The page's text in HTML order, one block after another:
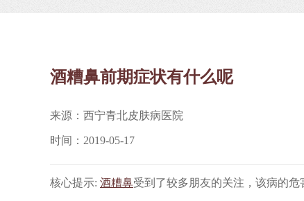
酒糟鼻前期症状有什么呢
来源：西宁青北皮肤病医院
时间：2019-05-17
核心提示: 酒糟鼻受到了较多朋友的关注，该病的